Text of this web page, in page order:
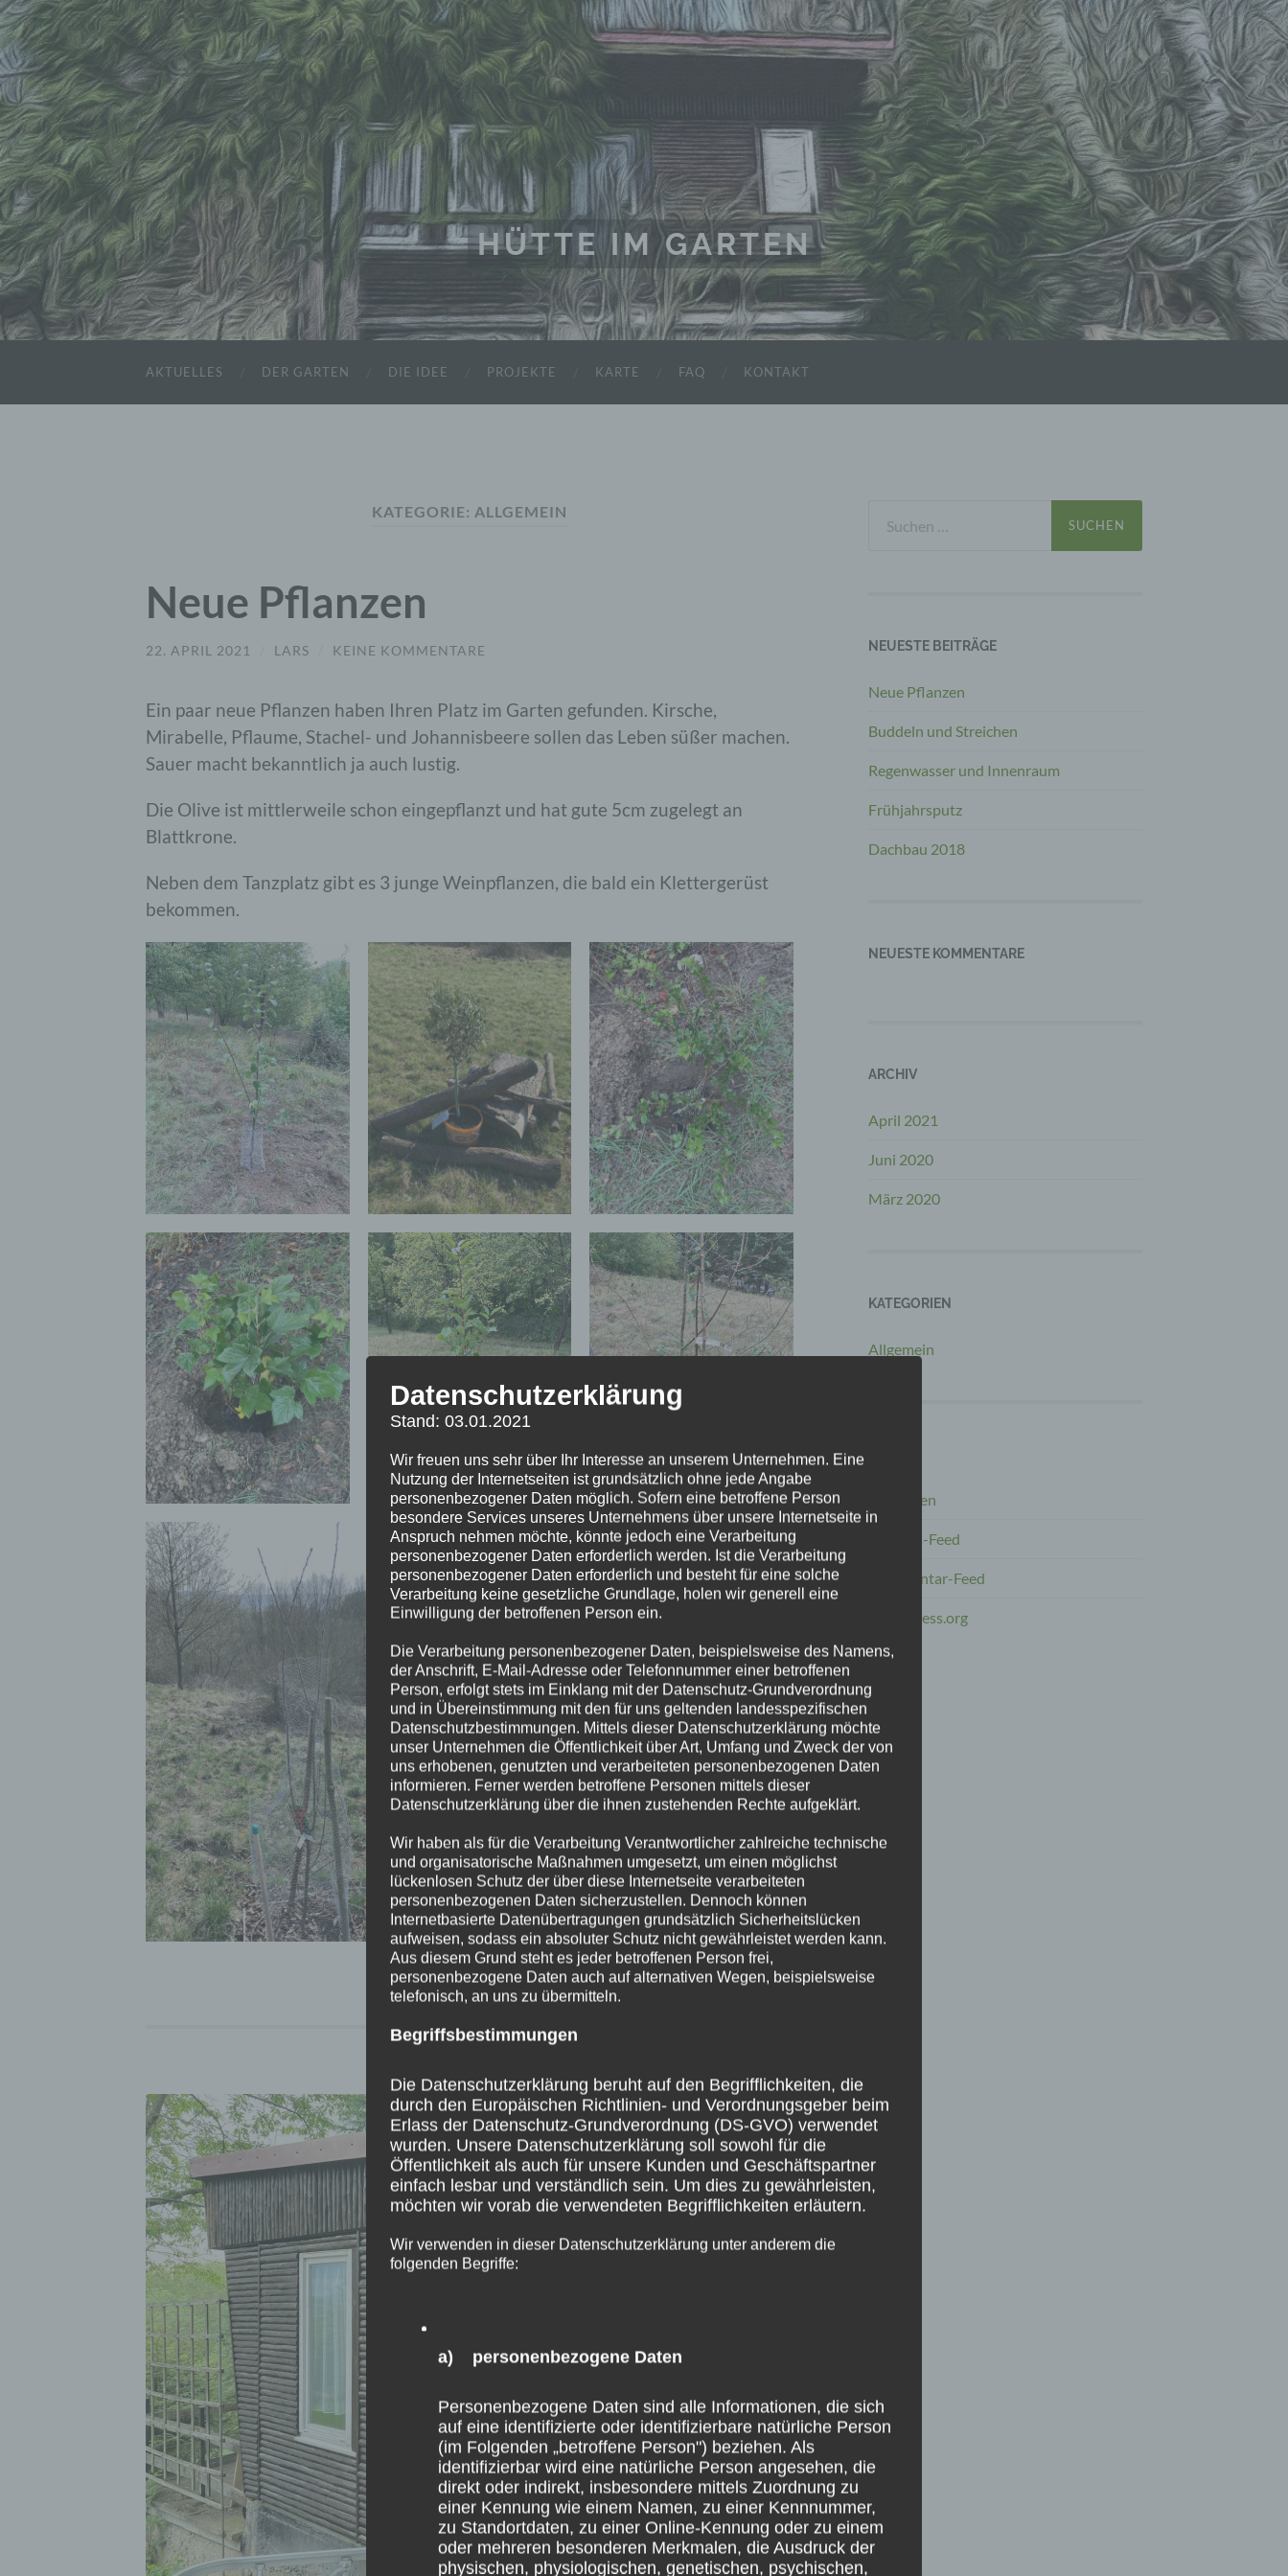
HÜTTE IM GARTEN
AKTUELLES DER GARTEN DIE IDEE PROJEKTE KARTE FAQ KONTAKT
KATEGORIE: ALLGEMEIN
Neue Pflanzen
22. APRIL 2021 LARS KEINE KOMMENTARE
Ein paar neue Pflanzen haben Ihren Platz im Garten gefunden. Kirsche,
Mirabelle, Pflaume, Stachel- und Johannisbeere sollen das Leben süßer machen.
Sauer macht bekanntlich ja auch lustig.
Die Olive ist mittlerweile schon eingepflanzt und hat gute 5cm zugelegt an
Blattkrone.
Neben dem Tanzplatz gibt es 3 junge Weinpflanzen, die bald ein Klettergerüst
bekommen.
nach:
NEUESTE BEITRÄGE
Neue Pflanzen
Buddeln und Streichen
Regenwasser und Innenraum
Frühjahrsputz
Dachbau 2018
NEUESTE KOMMENTARE
ARCHIV
April 2021
Juni 2020
März 2020
KATEGORIEN
Allgemein
Anmelden
Eintrags-Feed
Kommentar-Feed
WordPress.org
Datenschutzerklärung
Stand: 03.01.2021
Wir freuen uns sehr über Ihr Interesse an unserem Unternehmen. Eine
Nutzung der Internetseiten ist grundsätzlich ohne jede Angabe
personenbezogener Daten möglich. Sofern eine betroffene Person
besondere Services unseres Unternehmens über unsere Internetseite in
Anspruch nehmen möchte, könnte jedoch eine Verarbeitung
personenbezogener Daten erforderlich werden. Ist die Verarbeitung
personenbezogener Daten erforderlich und besteht für eine solche
Verarbeitung keine gesetzliche Grundlage, holen wir generell eine
Einwilligung der betroffenen Person ein.
Die Verarbeitung personenbezogener Daten, beispielsweise des Namens,
der Anschrift, E-Mail-Adresse oder Telefonnummer einer betroffenen
Person, erfolgt stets im Einklang mit der Datenschutz-Grundverordnung
und in Übereinstimmung mit den für uns geltenden landesspezifischen
Datenschutzbestimmungen. Mittels dieser Datenschutzerklärung möchte
unser Unternehmen die Öffentlichkeit über Art, Umfang und Zweck der von
uns erhobenen, genutzten und verarbeiteten personenbezogenen Daten
informieren. Ferner werden betroffene Personen mittels dieser
Datenschutzerklärung über die ihnen zustehenden Rechte aufgeklärt.
Wir haben als für die Verarbeitung Verantwortlicher zahlreiche technische
und organisatorische Maßnahmen umgesetzt, um einen möglichst
lückenlosen Schutz der über diese Internetseite verarbeiteten
personenbezogenen Daten sicherzustellen. Dennoch können
Internetbasierte Datenübertragungen grundsätzlich Sicherheitslücken
aufweisen, sodass ein absoluter Schutz nicht gewährleistet werden kann.
Aus diesem Grund steht es jeder betroffenen Person frei,
personenbezogene Daten auch auf alternativen Wegen, beispielsweise
telefonisch, an uns zu übermitteln.
Begriffsbestimmungen
Die Datenschutzerklärung beruht auf den Begrifflichkeiten, die
durch den Europäischen Richtlinien- und Verordnungsgeber beim
Erlass der Datenschutz-Grundverordnung (DS-GVO) verwendet
wurden. Unsere Datenschutzerklärung soll sowohl für die
Öffentlichkeit als auch für unsere Kunden und Geschäftspartner
einfach lesbar und verständlich sein. Um dies zu gewährleisten,
möchten wir vorab die verwendeten Begrifflichkeiten erläutern.
Wir verwenden in dieser Datenschutzerklärung unter anderem die
folgenden Begriffe:
a) personenbezogene Daten
Personenbezogene Daten sind alle Informationen, die sich
auf eine identifizierte oder identifizierbare natürliche Person
(im Folgenden „betroffene Person") beziehen. Als
identifizierbar wird eine natürliche Person angesehen, die
direkt oder indirekt, insbesondere mittels Zuordnung zu
einer Kennung wie einem Namen, zu einer Kennnummer,
zu Standortdaten, zu einer Online-Kennung oder zu einem
oder mehreren besonderen Merkmalen, die Ausdruck der
physischen, physiologischen, genetischen, psychischen,